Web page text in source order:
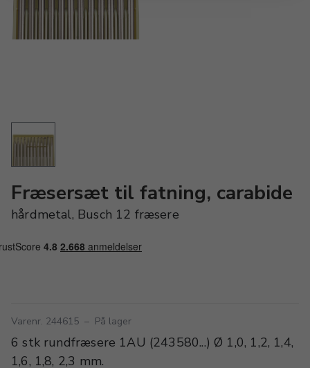
Fræsersæt til fatning, carabide
hårdmetal, Busch 12 fræsere
Varenr. 244615 – På lager
6 stk rundfræsere 1AU (243580...) Ø 1,0, 1,2, 1,4,
1,6, 1,8, 2,3 mm.